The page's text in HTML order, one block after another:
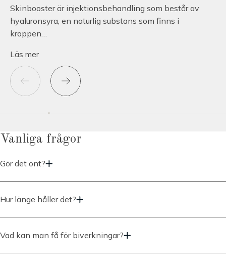
Skinbooster är injektionsbehandling som består av
hyaluronsyra, en naturlig substans som finns i
kroppen…
Läs mer
Vanliga frågor
Gör det ont?
Uppdatera
Hur länge håller det?
Uppdatera
Vad kan man få för biverkningar?
Uppdatera